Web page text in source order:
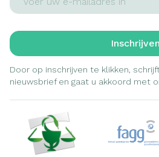
Inschrijven
Door op inschrijven te klikken,
nieuwsbrief en gaat u akkoord met